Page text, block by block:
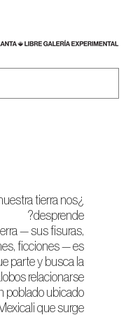
tierra nos
desprende?
— sus fisuras,
ficciones — es
parte y busca la
relacionarse
poblado ubicado
que surge